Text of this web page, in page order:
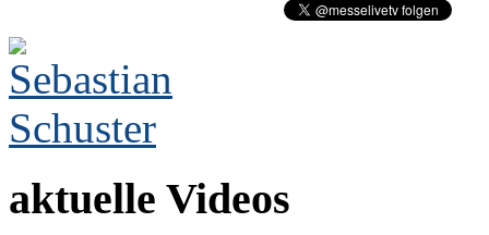
aktuelle Videos